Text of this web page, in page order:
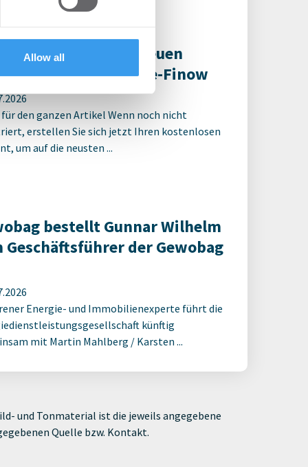
Allow all
Spatenstich für neuen
Eberswalde-Finow
den ganzen Artikel Wenn noch nicht
erstellen Sie sich jetzt Ihren kostenlosen
um auf die neusten ...
bestellt Gunnar Wilhelm
Geschäftsführer der Gewobag
Energie- und Immobilienexperte führt die
künftig
mit Martin Mahlberg / Karsten ...
und Tonmaterial ist die jeweils angegebene
Quelle bzw. Kontakt.